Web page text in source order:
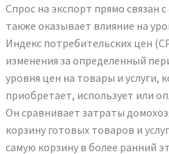
Спрос на экспорт прямо связан
также оказывает влияние на
Индекс потребительских цен
изменения за определенный
уровня цен на товары и услуги,
приобретает, использует или
Он сравнивает затраты
корзину готовых товаров и
самую корзину в более ранний